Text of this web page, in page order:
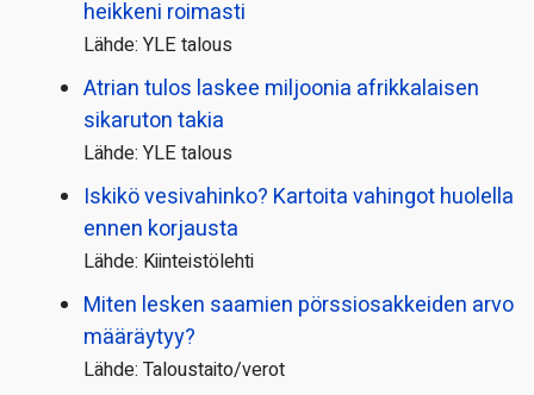
heikkeni roimasti
Lähde: YLE talous
Atrian tulos laskee miljoonia afrikkalaisen
sikaruton takia
Lähde: YLE talous
Iskikö vesivahinko? Kartoita vahingot huolella
ennen korjausta
Lähde: Kiinteistölehti
Miten lesken saamien pörssi­osakkeiden arvo
määräytyy?
Lähde: Taloustaito/verot